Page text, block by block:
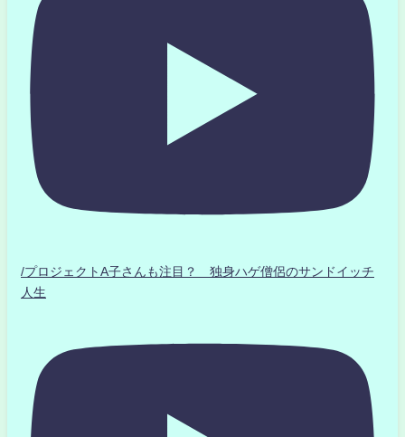
/プロジェクトA子さんも注目？ 独身ハゲ僧侶のサンドイッチ
人生